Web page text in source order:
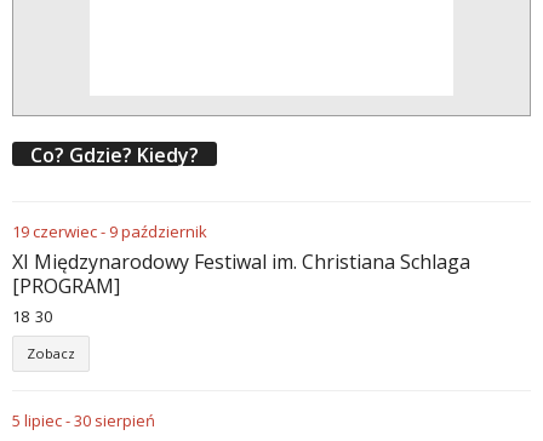
Co? Gdzie? Kiedy?
19czerwiec- 9październik
XI Międzynarodowy Festiwal im. Christiana Schlaga
[PROGRAM]
18 30
Zobacz
5 lipiec-30 sierpień